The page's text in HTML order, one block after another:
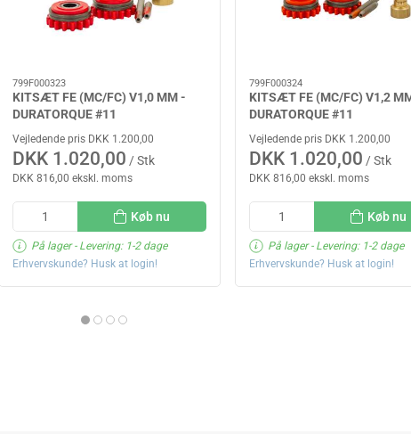
799F000323
KITSÆT FE (MC/FC) V1,0 MM -
DURATORQUE #11
Vejledende pris DKK 1.200,00
DKK 1.020,00 / Stk
DKK 816,00 ekskl. moms
Køb nu
På lager- Levering: 1-2 dage
Erhvervskunde? Husk at login!
799F000324
KITSÆT FE (MC/FC) V1,2
DURATORQUE #11
Vejledende pris DKK 1.200,00
DKK 1.020,00 / Stk
DKK 816,00 ekskl. moms
Køb nu
På lager- Levering: 1-2 dage
Erhvervskunde? Husk at login!